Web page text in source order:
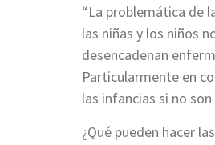
“La problemática de
las niñas y los niños
desencadenan
Particularmente en
las infancias si no
¿Qué pueden hacer